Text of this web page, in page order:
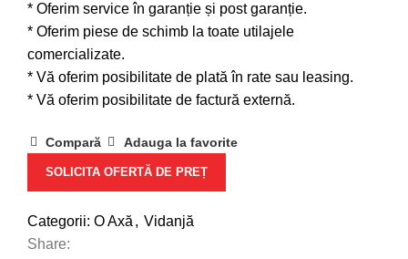
* Oferim service în garanție și post garanție.
* Oferim piese de schimb la toate utilajele
comercializate.
* Vă oferim posibilitate de plată în rate sau leasing.
* Vă oferim posibilitate de factură externă.
Compară Adauga la favorite
SOLICITA OFERTĂ DE PREȚ
Categorii: O Axă , Vidanjă
Share: